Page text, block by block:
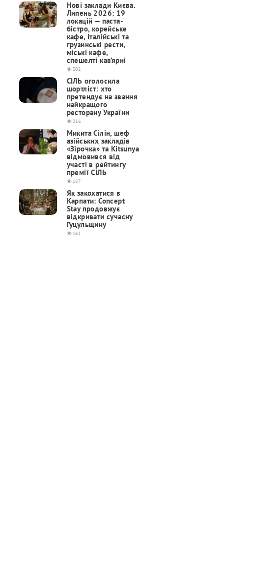
Нові заклади Києва.
Липень 2026: 19
локацій — паста-
бістро, корейське
кафе, італійські та
грузинські рести,
міські кафе,
спешелті кав’ярні
302
СІЛЬ оголосила
шортліст: хто
претендує на звання
найкращого
ресторану України
216
Микита Сілін, шеф
азійських закладів
«Зірочка» та Kitsunya
відмовився від
участі в рейтингу
премії СІЛЬ
187
Як закохатися в
Карпати: Concept
Stay продовжує
відкривати сучасну
Гуцульщину
161